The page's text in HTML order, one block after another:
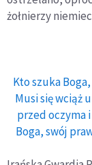
żołnierzy
Kto szuka
Musi się wciąż
przed oczyma
Boga, swój